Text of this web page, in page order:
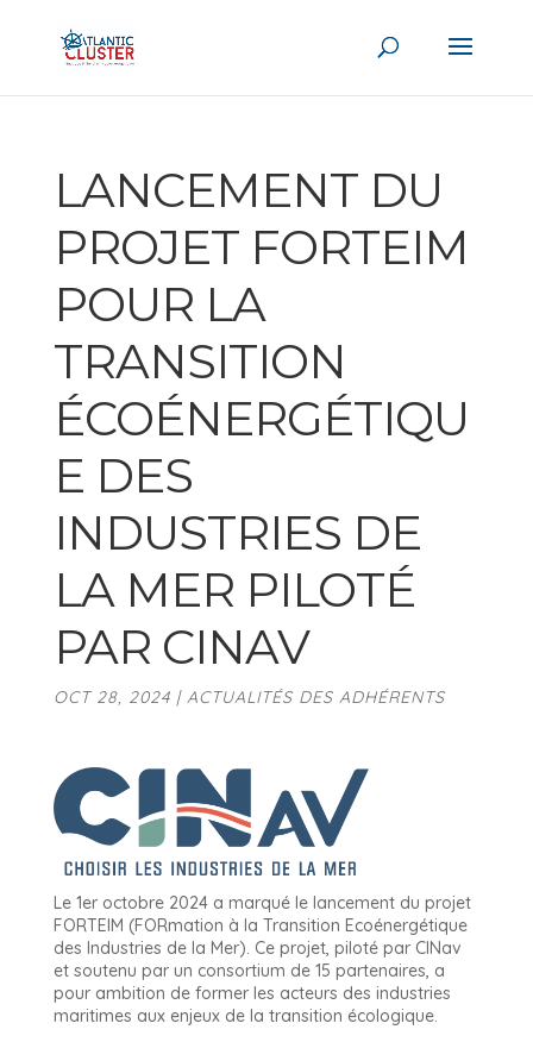
LANCEMENT DU
PROJET FORTEIM
POUR LA
TRANSITION
ÉCOÉNERGÉTIQU
E DES
INDUSTRIES DE
LA MER PILOTÉ
PAR CINAV
OCT 28, 2024| ACTUALITÉS DES ADHÉRENTS
Le 1er octobre 2024 a marqué le lancement du projet
FORTEIM (FORmation à la Transition Ecoénergétique
des Industries de la Mer). Ce projet, piloté par CINav
et soutenu par un consortium de 15 partenaires, a
pour ambition de former les acteurs des industries
maritimes aux enjeux de la transition écologique.